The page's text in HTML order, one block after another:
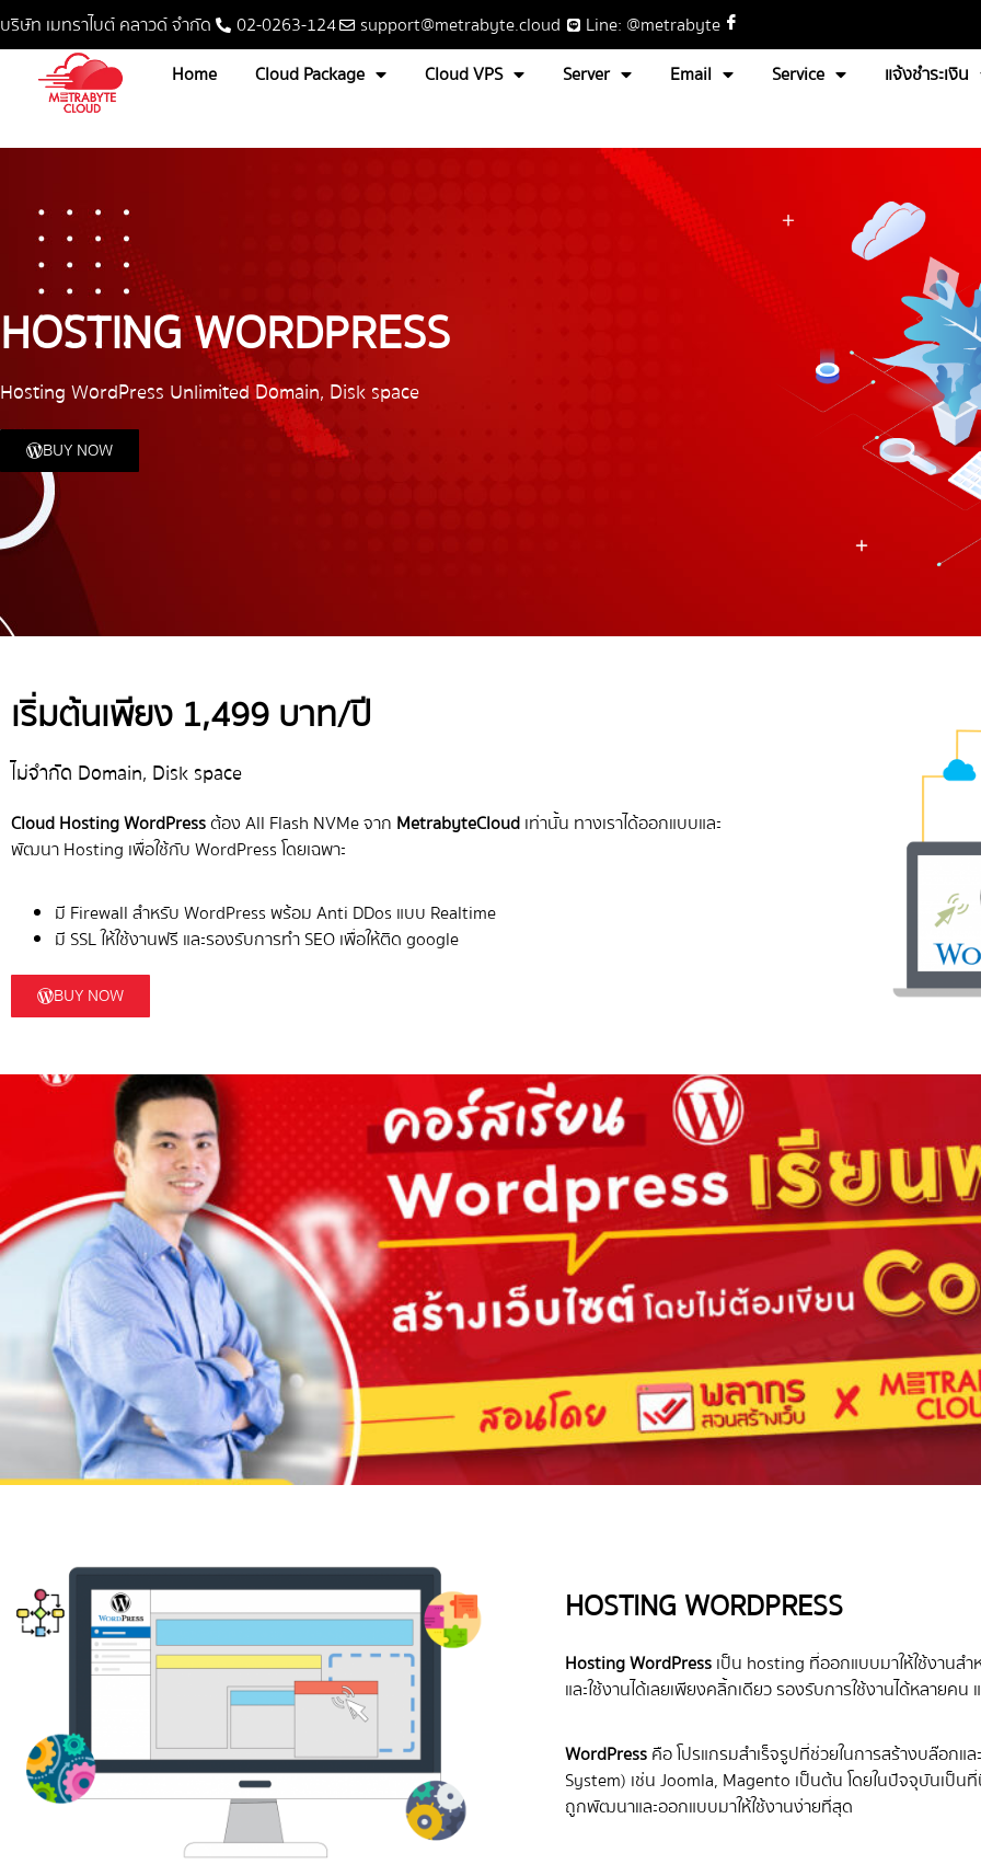
บริษัท เมทราไบต์ คลาวด์ จำกัด 02-0263-124 support@metrabyte.cloud
Line: @metrabyte
Home
Cloud Package Cloud VPS Server Email Service แจ้งชำระเงิน
HOSTING WORDPRESS
Hosting WordPress Unlimited Domain, Disk space
BUY NOW
เริ่มต้นเพียง 1,499 บาท/ปี
ไม่จำกัด Domain, Disk space
Cloud Hosting WordPressต้อง All Flash NVMe จาก MetrabyteCloudเท่านั้น ทางเราได้ออกแบบและ
พัฒนา Hosting เพื่อใช้กับ WordPress โดยเฉพาะ
มี Firewall สำหรับ WordPress พร้อม Anti DDos แบบ Realtime
มี SSL ให้ใช้งานฟรี และรองรับการทำ SEO เพื่อให้ติด google
BUY NOW
HOSTING WORDPRESS
HostingWordPressเป็น hosting ที่ออกแบบมาให้ใช้งานสำ
และใช้งานได้เลยเพียงคลิ้กเดียว รองรับการใช้งานได้หลายค
WordPressคือ โปรแกรมสำเร็จรูปที่ช่วยในการสร้างบล๊อกแ
System) เช่น Joomla, Magento เป็นต้น โดยในปัจจุบันเป็
ถูกพัฒนาและออกแบบมาให้ใช้งานง่ายที่สุด